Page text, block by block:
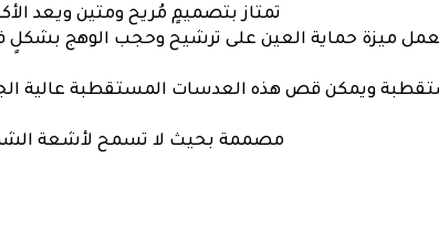
تمتاز بتصميمٍ مُريح ومتين ويعد
ميزة حماية العين على ترشيح وحجب الوهج
ويمكن قص هذه العدسات المستقطبة عالية
مصممة بحيث لا تسمح لأشعة